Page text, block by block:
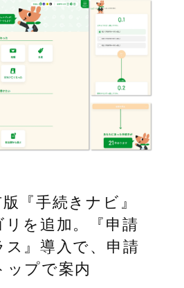
『手続きナビ』
リを追加。『申請
ス』導入で、申請
ップで案内